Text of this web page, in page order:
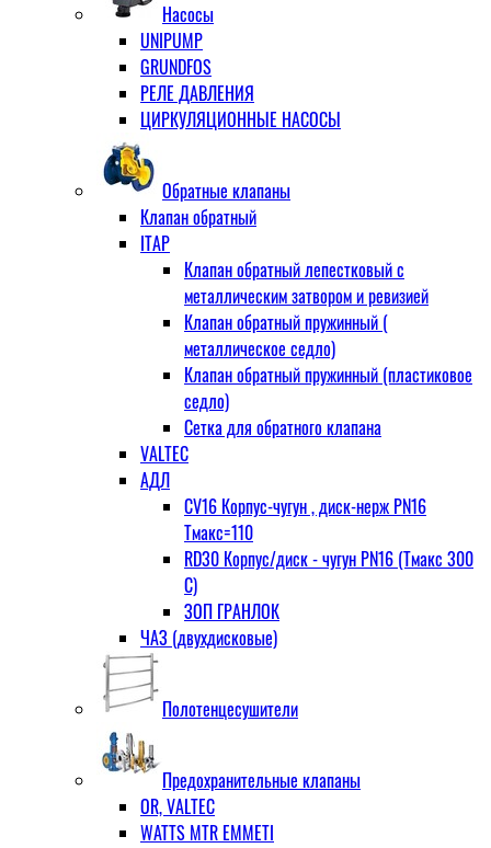
Насосы
UNIPUMP
GRUNDFOS
РЕЛЕ ДАВЛЕНИЯ
ЦИРКУЛЯЦИОННЫЕ НАСОСЫ
Обратные клапаны
Клапан обратный
ITAP
Клапан обратный лепестковый с
металлическим затвором и ревизией
Клапан обратный пружинный (
металлическое седло)
Клапан обратный пружинный (пластиковое
седло)
Сетка для обратного клапана
VALTEC
АДЛ
CV16 Корпус-чугун , диск-нерж PN16
Тмакс=110
RD30 Корпус/диск - чугун РN16 (Тмакс 300
С)
ЗОП ГРАНЛОК
ЧАЗ (двухдисковые)
Полотенцесушители
Предохранительные клапаны
OR, VALTEC
WATTS MTR EMMETI